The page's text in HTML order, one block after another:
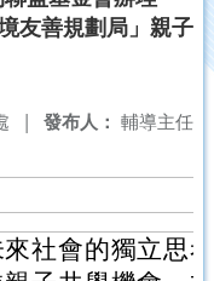
友善規劃局」親子
發布人： 輔導主任
|
社會的獨立思